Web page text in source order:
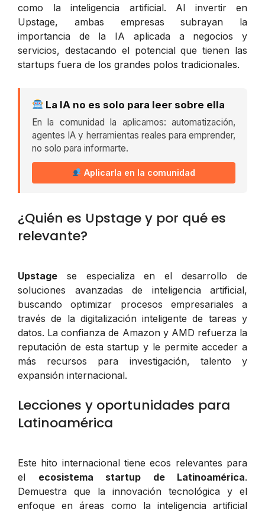
como la inteligencia artificial. Al invertir en
Upstage, ambas empresas subrayan la
importancia de la IA aplicada a negocios y
servicios, destacando el potencial que tienen las
startups fuera de los grandes polos tradicionales.
La IA no es solo para leer sobre ella
En la comunidad la aplicamos: automatización,
agentes IA y herramientas reales para emprender,
no solo para informarte.
Aplicarla en la comunidad
¿Quién es Upstage y por qué es
relevante?
Upstage se especializa en el desarrollo de
soluciones avanzadas de inteligencia artificial,
buscando optimizar procesos empresariales a
través de la digitalización inteligente de tareas y
datos. La confianza de Amazon y AMD refuerza la
reputación de esta startup y le permite acceder a
más recursos para investigación, talento y
expansión internacional.
Lecciones y oportunidades para
Latinoamérica
Este hito internacional tiene ecos relevantes para
el ecosistema startup de Latinoamérica.
Demuestra que la innovación tecnológica y el
enfoque en áreas como la inteligencia artificial